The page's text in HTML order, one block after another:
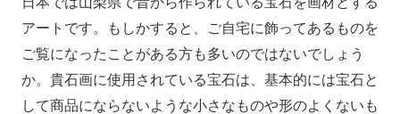
アートです。もしかすると、ご自宅に飾ってあるものを
ご覧になったことがある方も多いのではないでしょう
か。貴石画に使用されている宝石は、基本的には宝石と
して商品にならないような小さなものや形のよくないも